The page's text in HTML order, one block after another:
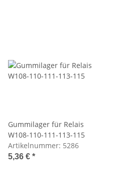
Gummilager für Relais
W108-110-111-113-115
Artikelnummer: 5286
5,36 € *